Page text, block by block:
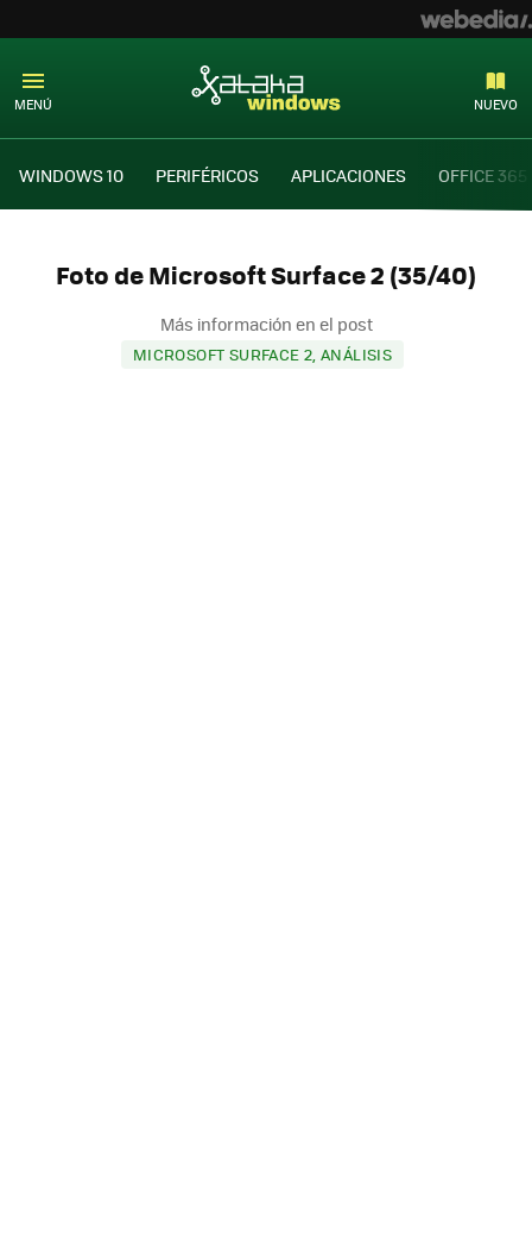
MENÚ NUEVO
WINDOWS 10 PERIFÉRICOS APLICACIONES OFFICE 365
Foto de Microsoft Surface 2 (35/40)
Más información en el post
MICROSOFT SURFACE 2, ANÁLISIS